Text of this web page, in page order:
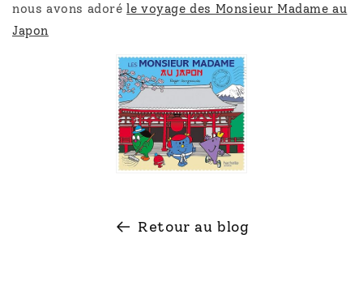
nous avons adoréle voyage des Monsieur Madame au
Japon
Retour au blog